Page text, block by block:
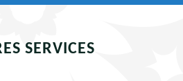
SERVICES